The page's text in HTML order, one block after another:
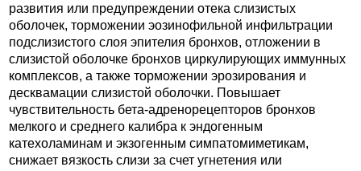
развития или предупреждении отека слизистых
оболочек, торможении эозинофильной инфильтрации
подслизистого слоя эпителия бронхов, отложении в
слизистой оболочке бронхов циркулирующих иммунных
комплексов, а также торможении эрозирования и
десквамации слизистой оболочки. Повышает
чувствительность бета-адренорецепторов бронхов
мелкого и среднего калибра к эндогенным
катехоламинам и экзогенным симпатомиметикам,
снижает вязкость слизи за счет угнетения или